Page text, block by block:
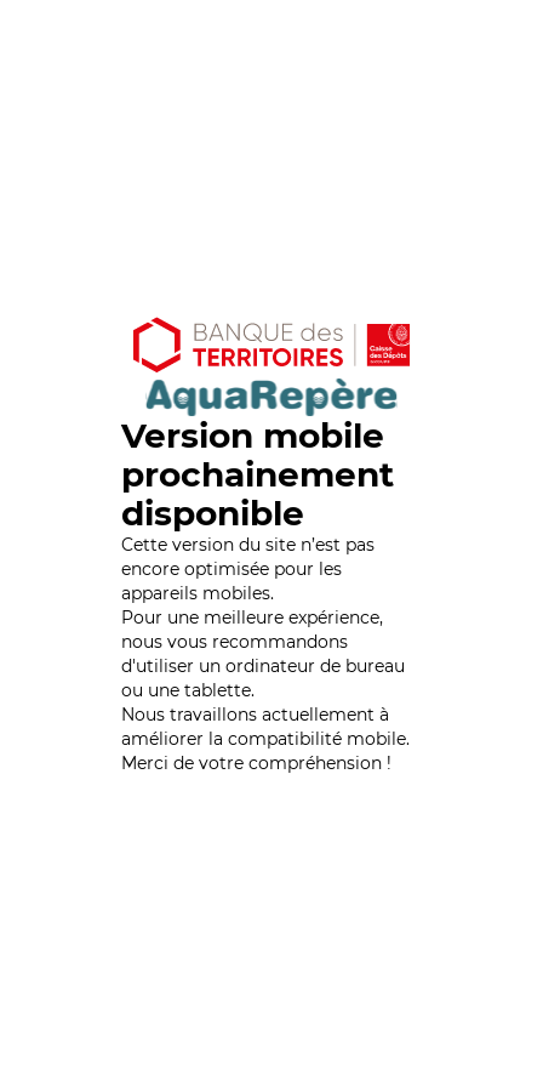
Version mobile
prochainement
disponible
Cette version du site n’est pas
encore optimisée pour les
appareils mobiles.
Pour une meilleure expérience,
nous vous recommandons
d'utiliser un ordinateur de bureau
ou une tablette.
Nous travaillons actuellement à
améliorer la compatibilité mobile.
Merci de votre compréhension !